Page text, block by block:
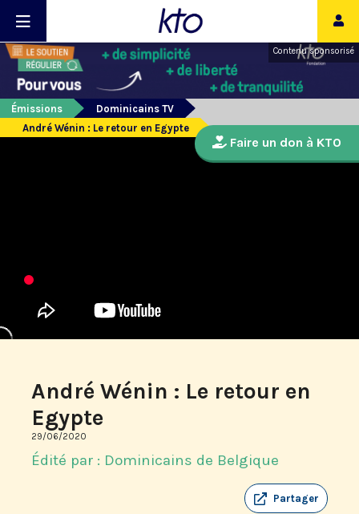
Contenu sponsorisé
Émissions
Dominicains TV
André Wénin : Le retour en Egypte
André Wénin : Le retour en
Egypte
29/06/2020
Édité par : Dominicains de Belgique
Partager
Faire un don à KTO